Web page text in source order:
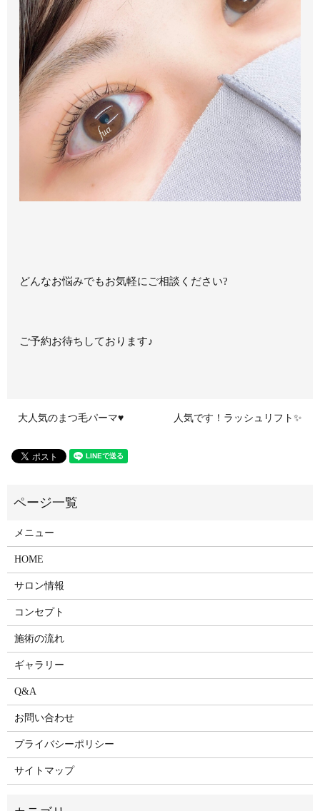
どんなお悩みでもお気軽にご相談ください?
ご予約お待ちしております♪
大人気のまつ毛パーマ♥ 人気です！ラッシュリフト✨
メニュー
HOME
サロン情報
コンセプト
施術の流れ
ギャラリー
Q&A
お問い合わせ
プライバシーポリシー
サイトマップ